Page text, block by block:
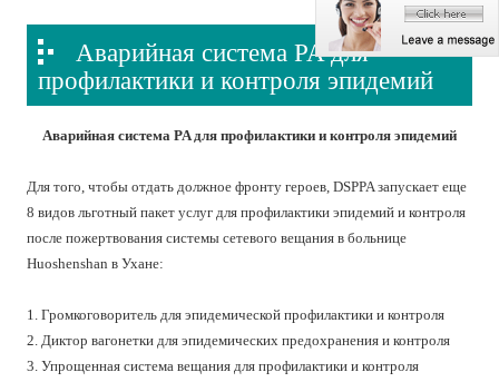
Аварийная система PA для
профилактики и контроля эпидемий
Аварийная система PA для профилактики и контроля эпидемий
Для того, чтобы отдать должное фронту героев, DSPPA запускает еще
8 видов льготный пакет услуг для профилактики эпидемий и контроля
после пожертвования системы сетевого вещания в больнице
Huoshenshan в Ухане:
1. Громкоговоритель для эпидемической профилактики и контроля
2. Диктор вагонетки для эпидемических предохранения и контроля
3. Упрощенная система вещания для профилактики и контроля